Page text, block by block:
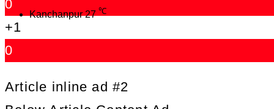
Kanchanpur 27℃
0
+1
0
Article inline ad #2